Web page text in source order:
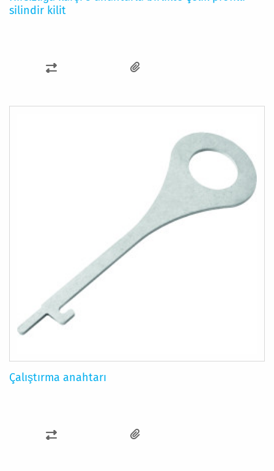
silindir kilit
KARŞILAŞTIRMA
EKLE
Çalıştırma anahtarı
KARŞILAŞTIRMA